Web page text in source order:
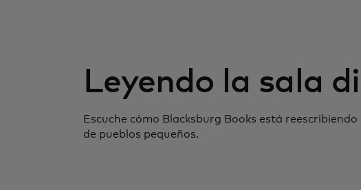
Leyendo la sala
Escuche cómo Blacksburg Books está
de pueblos pequeños.